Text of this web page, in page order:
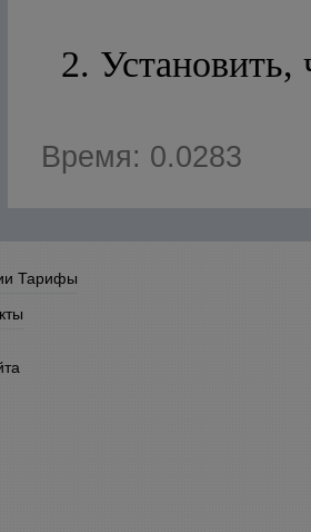
2. Установить,
Время: 0.0283
Тарифы